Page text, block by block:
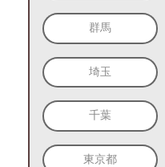
群馬
埼玉
千葉
東京都